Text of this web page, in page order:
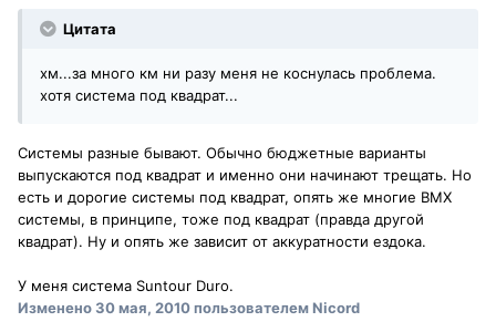
Цитата
хм...за много км ни разу меня не коснулась проблема.
хотя система под квадрат...
Системы разные бывают. Обычно бюджетные варианты
выпускаются под квадрат и именно они начинают трещать. Но
есть и дорогие системы под квадрат, опять же многие BMX
системы, в принципе, тоже под квадрат (правда другой
квадрат). Ну и опять же зависит от аккуратности ездока.
У меня система Suntour Duro.
Изменено30 мая, 2010пользователем Nicord